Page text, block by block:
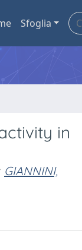
Sfoglia
in
GIANNINI,